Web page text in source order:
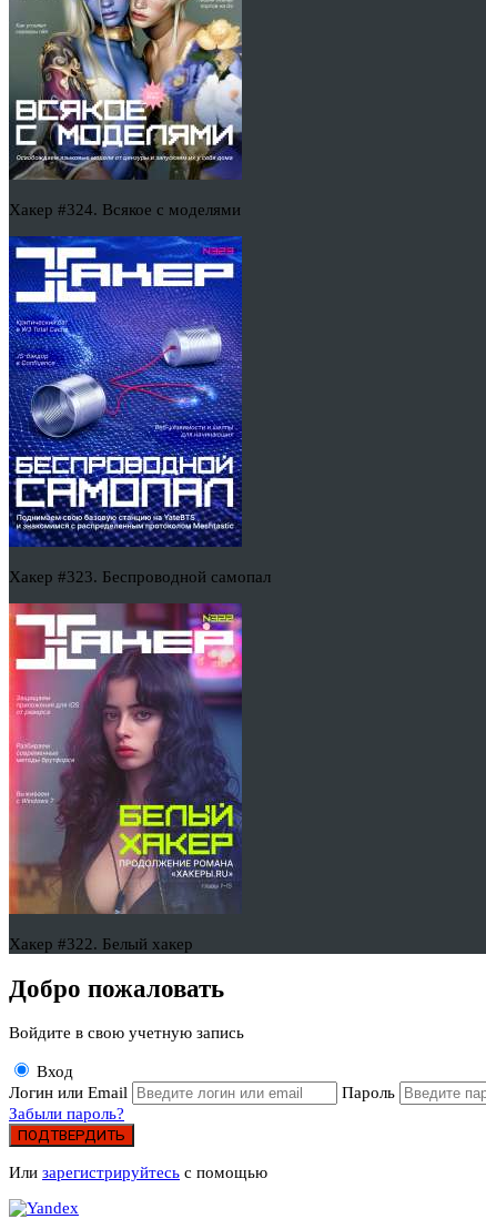
Хакер #324. Всякое с моделями
Хакер #323. Беспроводной самопал
Хакер #322. Белый хакер
Добро пожаловать
Войдите в свою учетную запись
Вход
Логин или Email
Пароль
Забыли пароль?
ПОДТВЕРДИТЬ
Или зарегистрируйтесь с помощью